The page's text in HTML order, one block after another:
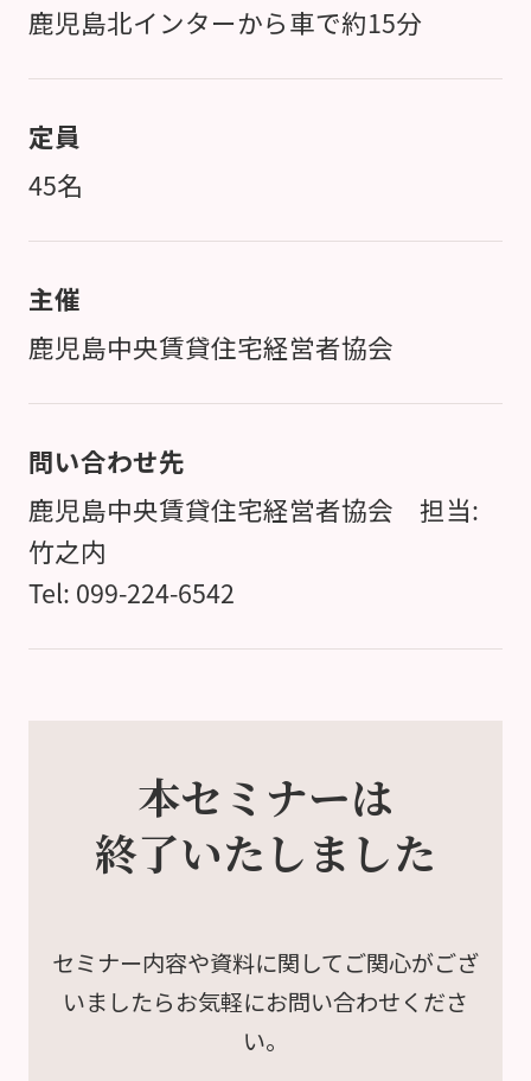
鹿児島北インターから車で約15分
定員
45名
主催
鹿児島中央賃貸住宅経営者協会
問い合わせ先
鹿児島中央賃貸住宅経営者協会 担当:
竹之内
Tel: 099-224-6542
本セミナーは
終了いたしました
セミナー内容や資料に関してご関心がござ
いましたらお気軽にお問い合わせくださ
い。